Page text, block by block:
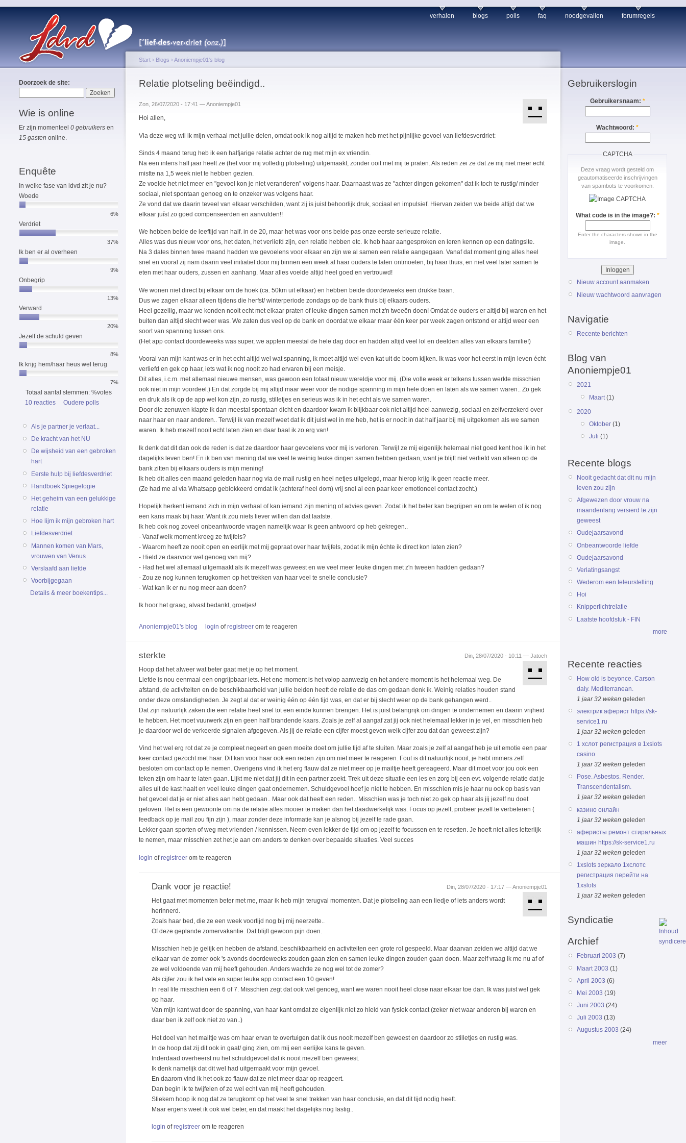
verhalen blogs polls faq noodgevallen forumregels
Doorzoek de site:
Wie is online
Er zijn momenteel 0 gebruikers en
15 gasten online.
Enquête
In welke fase van ldvd zit je nu?
Woede
6%
Verdriet
37%
Ik ben er al overheen
9%
Onbegrip
13%
Verward
20%
Jezelf de schuld geven
8%
Ik krijg hem/haar heus wel terug
7%
Totaal aantal stemmen: %votes
10 reacties
Oudere polls
Als je partner je verlaat...
De kracht van het NU
De wijsheid van een gebroken
hart
Eerste hulp bij liefdesverdriet
Handboek Spiegelogie
Het geheim van een gelukkige
relatie
Hoe lijm ik mijn gebroken hart
Liefdesverdriet
Mannen komen van Mars,
vrouwen van Venus
Verslaafd aan liefde
Voorbijgegaan
Details & meer boekentips...
Start › Blogs › Anoniempje01's blog
Relatie plotseling beëindigd..
Zon, 26/07/2020 - 17:41 — Anoniempje01
Hoi allen,
Via deze weg wil ik mijn verhaal met jullie delen, omdat ook ik nog altijd te maken heb met het pijnlijke gevoel van liefdesverdriet:
Sinds 4 maand terug heb ik een halfjarige relatie achter de rug met mijn ex vriendin.
Na een intens half jaar heeft ze (het voor mij volledig plotseling) uitgemaakt, zonder ooit met mij te praten. Als reden zei ze dat ze mij niet meer echt
mistte na 1,5 week niet te hebben gezien.
Ze voelde het niet meer en "gevoel kon je niet veranderen" volgens haar. Daarnaast was ze "achter dingen gekomen" dat ik toch te rustig/ minder
sociaal, niet spontaan genoeg en te onzeker was volgens haar.
Ze vond dat we daarin teveel van elkaar verschilden, want zij is juist behoorlijk druk, sociaal en impulsief. Hiervan zeiden we beide altijd dat we
elkaar juíst zo goed compenseerden en aanvulden!!
We hebben beide de leeftijd van half. in de 20, maar het was voor ons beide pas onze eerste serieuze relatie.
Alles was dus nieuw voor ons, het daten, het verliefd zijn, een relatie hebben etc. Ik heb haar aangesproken en leren kennen op een datingsite.
Na 3 dates binnen twee maand hadden we gevoelens voor elkaar en zijn we al samen een relatie aangegaan. Vanaf dat moment ging alles heel
snel en vooral zij nam daarin veel initiatief door mij binnen een week al haar ouders te laten ontmoeten, bij haar thuis, en niet veel later samen te
eten met haar ouders, zussen en aanhang. Maar alles voelde altijd heel goed en vertrouwd!
We wonen niet direct bij elkaar om de hoek (ca. 50km uit elkaar) en hebben beide doordeweeks een drukke baan.
Dus we zagen elkaar alleen tijdens die herfst/ winterperiode zondags op de bank thuis bij elkaars ouders.
Heel gezellig, maar we konden nooit echt met elkaar praten of leuke dingen samen met z'n tweeën doen! Omdat de ouders er altijd bij waren en het
buiten dan altijd slecht weer was. We zaten dus veel op de bank en doordat we elkaar maar één keer per week zagen ontstond er altijd weer een
soort van spanning tussen ons.
(Het app contact doordeweeks was super, we appten meestal de hele dag door en hadden altijd veel lol en deelden alles van elkaars familie!)
Vooral van mijn kant was er in het echt altijd wel wat spanning, ik moet altijd wel even kat uit de boom kijken. Ik was voor het eerst in mijn leven écht
verliefd en gek op haar, iets wat ik nog nooit zo had ervaren bij een meisje.
Dit alles, i.c.m. met allemaal nieuwe mensen, was gewoon een totaal nieuw wereldje voor mij. (Die volle week er telkens tussen werkte misschien
ook niet in mijn voordeel.) En dat zorgde bij mij altijd maar weer voor de nodige spanning in mijn hele doen en laten als we samen waren.. Zo gek
en druk als ik op de app wel kon zijn, zo rustig, stilletjes en serieus was ik in het echt als we samen waren.
Door die zenuwen klapte ik dan meestal spontaan dicht en daardoor kwam ik blijkbaar ook niet altijd heel aanwezig, sociaal en zelfverzekerd over
naar haar en naar anderen.. Terwijl ik van mezelf weet dat ik dit juist wel in me heb, het is er nooit in dat half jaar bij mij uitgekomen als we samen
waren. Ik heb mezelf nooit echt laten zien en daar baal ik zo erg van!
Ik denk dat dit dan ook de reden is dat ze daardoor haar gevoelens voor mij is verloren. Terwijl ze mij eigenlijk helemaal niet goed kent hoe ik in het
dagelijks leven ben! En ik ben van mening dat we veel te weinig leuke dingen samen hebben gedaan, want je blijft niet verliefd van alleen op de
bank zitten bij elkaars ouders is mijn mening!
Ik heb dit alles een maand geleden haar nog via de mail rustig en heel netjes uitgelegd, maar hierop krijg ik geen reactie meer.
(Ze had me al via Whatsapp geblokkeerd omdat ik (achteraf heel dom) vrij snel al een paar keer emotioneel contact zocht.)
Hopelijk herkent iemand zich in mijn verhaal of kan iemand zijn mening of advies geven. Zodat ik het beter kan begrijpen en om te weten of ik nog
een kans maak bij haar. Want ik zou niets liever willen dan dat laatste.
Ik heb ook nog zoveel onbeantwoorde vragen namelijk waar ik geen antwoord op heb gekregen..
- Vanaf welk moment kreeg ze twijfels?
- Waarom heeft ze nooit open en eerlijk met mij gepraat over haar twijfels, zodat ik mijn échte ik direct kon laten zien?
- Hield ze daarvoor wel genoeg van mij?
- Had het wel allemaal uitgemaakt als ik mezelf was geweest en we veel meer leuke dingen met z'n tweeën hadden gedaan?
- Zou ze nog kunnen terugkomen op het trekken van haar veel te snelle conclusie?
- Wat kan ik er nu nog meer aan doen?
Ik hoor het graag, alvast bedankt, groetjes!
Anoniempje01's blog login ofregistreer om te reageren
Din, 28/07/2020 - 10:11 — Jatoch
sterkte
Hoop dat het alweer wat beter gaat met je op het moment.
Liefde is nou eenmaal een ongrijpbaar iets. Het ene moment is het volop aanwezig en het andere moment is het helemaal weg. De
afstand, de activiteiten en de beschikbaarheid van jullie beiden heeft de relatie de das om gedaan denk ik. Weinig relaties houden stand
onder deze omstandigheden. Je zegt al dat er weinig één op één tijd was, en dat er bij slecht weer op de bank gehangen werd..
Dat zijn natuurlijk zaken die een relatie heel snel tot een einde kunnen brengen. Het is juist belangrijk om dingen te ondernemen en daarin vrijheid
te hebben. Het moet vuurwerk zijn en geen half brandende kaars. Zoals je zelf al aangaf zat jij ook niet helemaal lekker in je vel, en misschien heb
je daardoor wel de verkeerde signalen afgegeven. Als jij de relatie een cijfer moest geven welk cijfer zou dat dan geweest zijn?
Vind het wel erg rot dat ze je compleet negeert en geen moeite doet om jullie tijd af te sluiten. Maar zoals je zelf al aangaf heb je uit emotie een paar
keer contact gezocht met haar. Dit kan voor haar ook een reden zijn om niet meer te reageren. Fout is dit natuurlijk nooit, je hebt immers zelf
besloten om contact op te nemen. Overigens vind ik het erg flauw dat ze niet meer op je mailtje heeft gereageerd. Maar dit moet voor jou ook een
teken zijn om haar te laten gaan. Lijkt me niet dat jij dit in een partner zoekt. Trek uit deze situatie een les en zorg bij een evt. volgende relatie dat je
alles uit de kast haalt en veel leuke dingen gaat ondernemen. Schuldgevoel hoef je niet te hebben. En misschien mis je haar nu ook op basis van
het gevoel dat je er niet alles aan hebt gedaan.. Maar ook dat heeft een reden.. Misschien was je toch niet zo gek op haar als jij jezelf nu doet
geloven. Het is een gewoonte om na de relatie alles mooier te maken dan het daadwerkelijk was. Focus op jezelf, probeer jezelf te verbeteren (
feedback op je mail zou fijn zijn ), maar zonder deze informatie kan je alsnog bij jezelf te rade gaan.
Lekker gaan sporten of weg met vrienden / kennissen. Neem even lekker de tijd om op jezelf te focussen en te resetten. Je hoeft niet alles letterlijk
te nemen, maar misschien zet het je aan om anders te denken over bepaalde situaties. Veel succes
login ofregistreer om te reageren
Din, 28/07/2020 - 17:17 — Anoniempje01
Dank voor je reactie!
Het gaat met momenten beter met me, maar ik heb mijn terugval momenten. Dat je plotseling aan een liedje of iets anders wordt
herinnerd.
Zoals haar bed, die ze een week voortijd nog bij mij neerzette..
Of deze geplande zomervakantie. Dat blijft gewoon pijn doen.
Misschien heb je gelijk en hebben de afstand, beschikbaarheid en activiteiten een grote rol gespeeld. Maar daarvan zeiden we altijd dat we
elkaar van de zomer ook 's avonds doordeweeks zouden gaan zien en samen leuke dingen zouden gaan doen. Maar zelf vraag ik me nu af of
ze wel voldoende van mij heeft gehouden. Anders wachtte ze nog wel tot de zomer?
Als cijfer zou ik het vele en super leuke app contact een 10 geven!
In real life misschien een 6 of 7. Misschien zegt dat ook wel genoeg, want we waren nooit heel close naar elkaar toe dan. Ik was juist wel gek
op haar.
Van mijn kant wat door de spanning, van haar kant omdat ze eigenlijk niet zo hield van fysiek contact (zeker niet waar anderen bij waren en
daar ben ik zelf ook niet zo van..)
Het doel van het mailtje was om haar ervan te overtuigen dat ik dus nooit mezelf ben geweest en daardoor zo stilletjes en rustig was.
In de hoop dat zij dit ook in gaat/ ging zien, om mij een eerlijke kans te geven.
Inderdaad overheerst nu het schuldgevoel dat ik nooit mezelf ben geweest.
Ik denk namelijk dat dit wel had uitgemaakt voor mijn gevoel.
En daarom vind ik het ook zo flauw dat ze niet meer daar op reageert.
Dan begin ik te twijfelen of ze wel echt van mij heeft gehouden.
Stiekem hoop ik nog dat ze terugkomt op het veel te snel trekken van haar conclusie, en dat dit tijd nodig heeft.
Maar ergens weet ik ook wel beter, en dat maakt het dagelijks nog lastig..
login ofregistreer om te reageren
Gebruikerslogin
Gebruikersnaam: *
Wachtwoord: *
CAPTCHA
Deze vraag wordt gesteld om
geautomatiseerde inschrijvingen
van spambots te voorkomen.
What code is in the image?: *
Enter the characters shown in the
image.
Nieuw account aanmaken
Nieuw wachtwoord aanvragen
Navigatie
Recente berichten
Blog van
Anoniempje01
2021
Maart (1)
2020
Oktober (1)
Juli (1)
Recente blogs
Nooit gedacht dat dit nu mijn
leven zou zijn
Afgewezen door vrouw na
maandenlang versierd te zijn
geweest
Oudejaarsavond
Onbeantwoorde liefde
Oudejaarsavond
Verlatingsangst
Wederom een teleurstelling
Hoi
Knipperlichtrelatie
Laatste hoofdstuk - FIN
more
Recente reacties
How old is beyonce. Carson
daly. Mediterranean.
1 jaar 32 weken geleden
электрик аферист https://sk-
service1.ru
1 jaar 32 weken geleden
1 хслот регистрация в 1xslots
casino
1 jaar 32 weken geleden
Pose. Asbestos. Render.
Transcendentalism.
1 jaar 32 weken geleden
казино онлайн
1 jaar 32 weken geleden
аферисты ремонт стиральных
машин https://sk-service1.ru
1 jaar 32 weken geleden
1xslots зеркало 1хслотс
регистрация перейти на
1xslots
1 jaar 32 weken geleden
Syndicatie
Archief
Februari 2003 (7)
Maart 2003 (1)
April 2003 (6)
Mei 2003 (19)
Juni 2003 (24)
Juli 2003 (13)
Augustus 2003 (24)
meer